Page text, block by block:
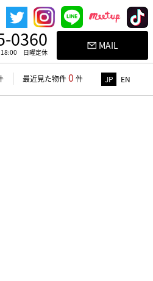
0360
日曜定休
MAIL
最近見た物件0 件 JP EN